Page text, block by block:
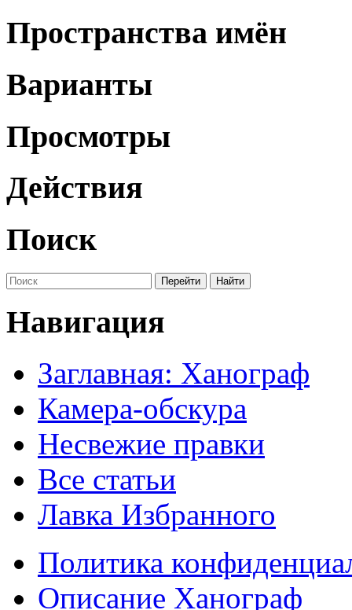
Пространства имён
Варианты
Просмотры
Действия
Поиск
Навигация
Заглавная: Ханограф
Камера-обскура
Несвежие правки
Все статьи
Лавка Избранного
Политика
Описание Ханограф